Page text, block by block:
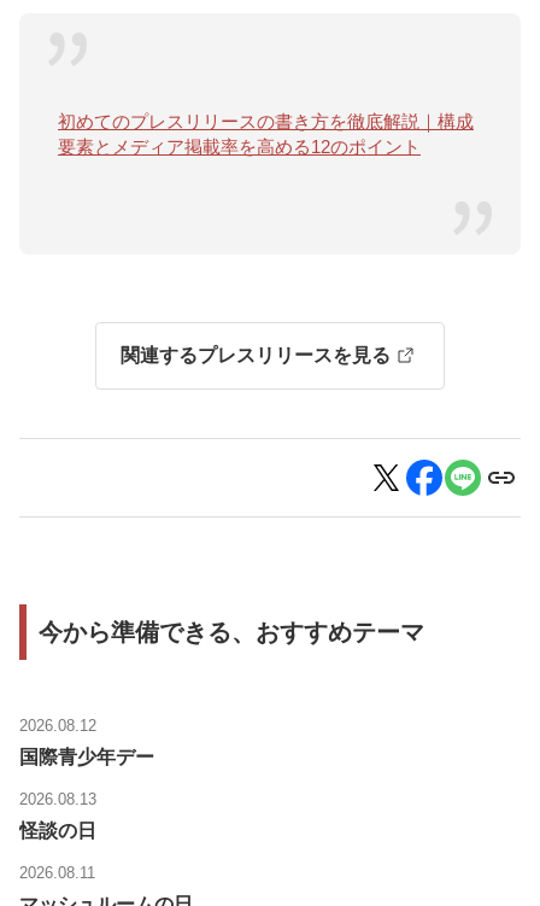
初めてのプレスリリースの書き方を徹底解説｜構成
要素とメディア掲載率を高める12のポイント
関連するプレスリリースを見る
今から準備できる、おすすめテーマ
2026.08.12
国際青少年デー
2026.08.13
怪談の日
2026.08.11